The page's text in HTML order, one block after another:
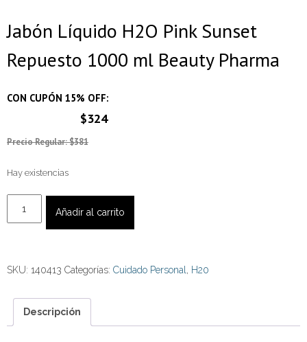
Jabón Líquido H2O Pink Sunset
Repuesto 1000 ml Beauty Pharma
CON CUPÓN 15% OFF:
$324
Precio Regular: $381
Hay existencias
Sunset
1000
ml
Añadir al carrito
SKU: 140413 Categorías: Cuidado Personal H20
Descripción